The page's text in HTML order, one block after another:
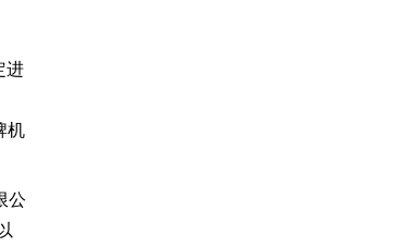
进
机
公